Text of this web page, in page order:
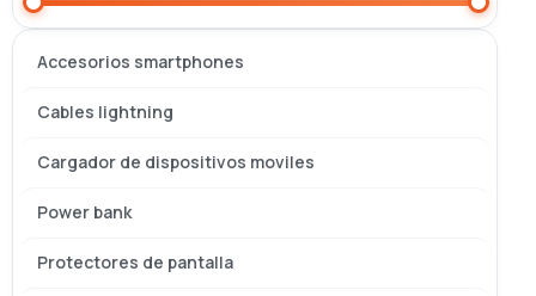
Accesorios smartphones
Cables lightning
Cargador de dispositivos moviles
Power bank
Protectores de pantalla